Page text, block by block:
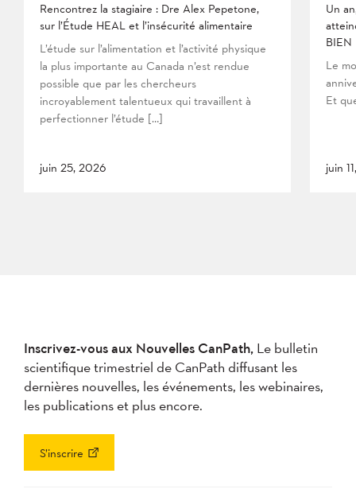
Rencontrez la stagiaire : Dre Alex Pepetone,
sur l’Étude HEAL et l’insécurité alimentaire
L’étude sur l’alimentation et l’activité physique
la plus importante au Canada n’est rendue
possible que par les chercheurs
incroyablement talentueux qui travaillent à
perfectionner l’étude […]
juin 25, 2026
Un
BIEN
Le
Et
juin
Inscrivez-vous aux Nouvelles CanPath, Le bulletin
scientifique trimestriel de CanPath diffusant les
dernières nouvelles, les événements, les webinaires,
les publications et plus encore.
S’inscrire